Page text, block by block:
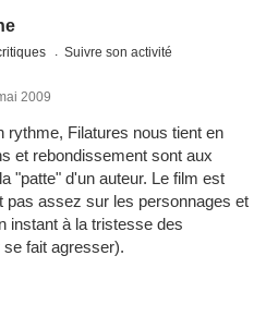
Suivre son activité
2009
rythme, Filatures nous tient en
et rebondissement sont aux
"patte" d'un auteur. Le film est
pas assez sur les personnages et
instant à la tristesse des
fait agresser).